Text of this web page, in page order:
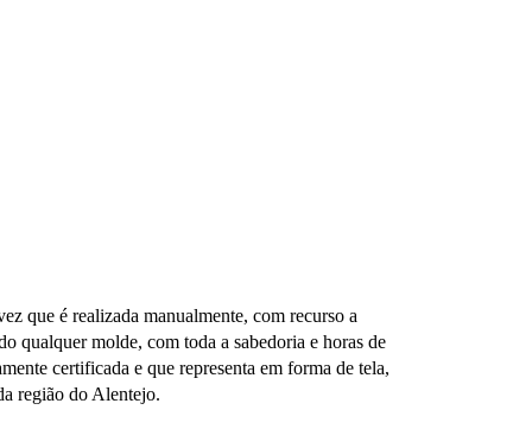
que é realizada manualmente, com recurso a
qualquer molde, com toda a sabedoria e horas de
certificada e que representa em forma de tela,
região do Alentejo.